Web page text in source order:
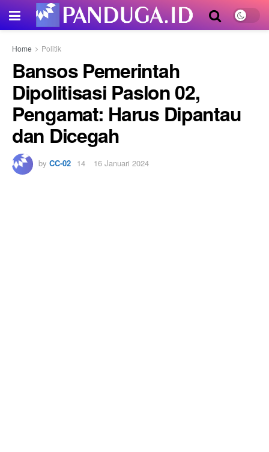
Home Politik
Bansos Pemerintah
Dipolitisasi Paslon 02,
Pengamat: Harus Dipantau
dan Dicegah
by CC-02 16 Januari 2024